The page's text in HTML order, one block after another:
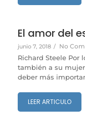
El amor del
junio 7, 2018 / No
Richard Steele Por
también a su mujer
deber más
LEER ARTICULO